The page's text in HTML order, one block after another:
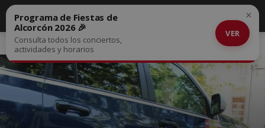
Inicio Noticias
Programa de Fiestas de
Alcorcón 2026 🎉
Consulta todos los conciertos,
actividades y horarios
VER
×